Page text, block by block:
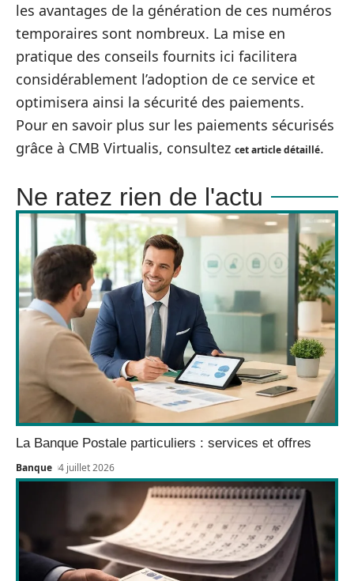
les avantages de la génération de ces numéros
temporaires sont nombreux. La mise en
pratique des conseils fournits ici facilitera
considérablement l’adoption de ce service et
optimisera ainsi la sécurité des paiements.
Pour en savoir plus sur les paiements sécurisés
grâce à CMB Virtualis, consultez cet article détaillé.
Ne ratez rien de l'actu
La Banque Postale particuliers : services et offres
Banque 4 juillet 2026